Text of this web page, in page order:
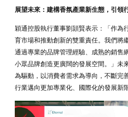
展望未來：建構香氛產業新生態，引領
穎通控股執行董事劉頴賢表示：「作為
育市場和推動創新的雙重責任。我們將
通過專業的品牌管理經驗、成熟的銷售
小眾品牌創造更廣闊的發展空間。」未
為驅動，以消費者需求為導向，不斷完
行業邁向更加專業化、國際化的發展新階